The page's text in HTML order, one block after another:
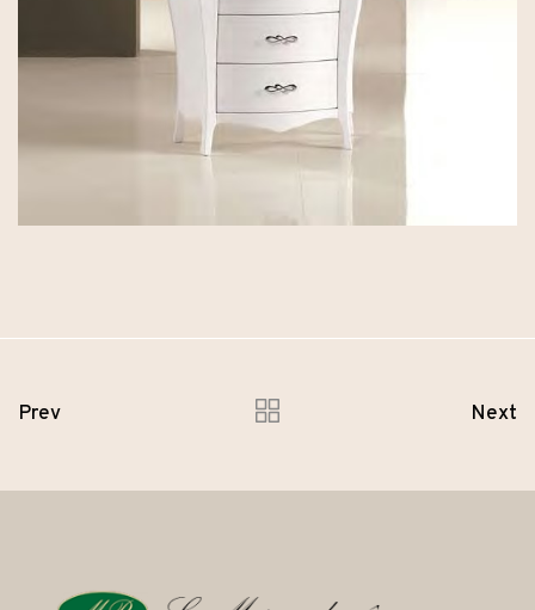
Prev Next